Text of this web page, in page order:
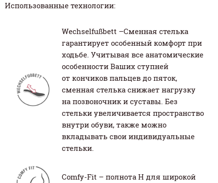
Использованные технологии:
Wechselfußbett –Сменная стелька
гарантирует особенный комфорт при
ходьбе. Учитывая все анатомические
особенности Ваших ступней
от кончиков пальцев до пяток,
сменная стелька снижает нагрузку
на позвоночник и суставы. Без
стельки увеличивается пространство
внутри обуви, также можно
вкладывать свои индивидуальные
стельки.
Comfy-Fit – полнота H для широкой